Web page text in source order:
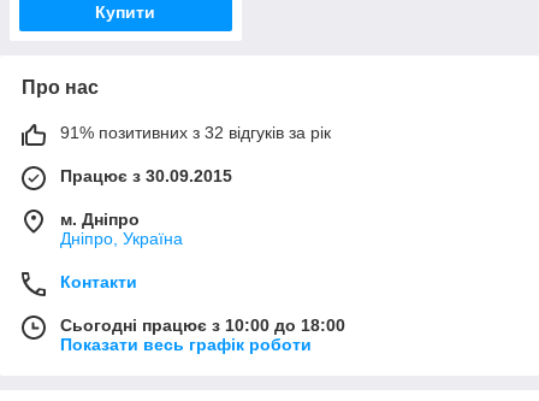
Купити
Про нас
91% позитивних з 32 відгуків за рік
Працює з 30.09.2015
м. Дніпро
Дніпро, Україна
Контакти
Сьогодні працює з 10:00 до 18:00
Показати весь графік роботи